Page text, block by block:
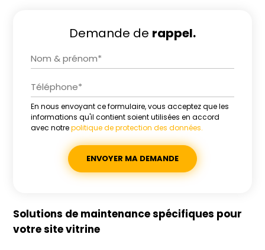
Demande de rappel.
En nous envoyant ce formulaire, vous acceptez que les
informations qu'il contient soient utilisées en accord
avec notrepolitique de protection des données.
Alternative:
Solutions de maintenance spécifiques pour
votre site vitrine